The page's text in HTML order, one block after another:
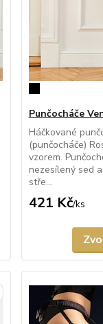
Punčocháče
Háčkované
(punčocháče)
vzorem.
nezesílený sed
stře...
421 Kč/ks